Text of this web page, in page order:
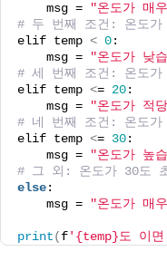
    msg =
"온도가 매
# 두 번째 조건: 온도
elif temp < 0:
    msg =
"온도가 낮
# 세 번째 조건: 온도가
elif temp <= 20:
    msg =
"온도가 적
# 네 번째 조건: 온도가
elif temp <= 30:
    msg =
"온도가 높
# 그 외: 온도가 30도
else:
    msg =
"온도가 매
print(f'{temp}도 이